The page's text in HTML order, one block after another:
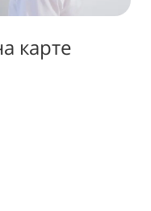
карте